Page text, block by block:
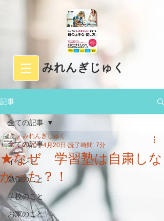
みれんぎじゅく
記事
全ての記事
イベント
勉強のこと
学校のこと
お家のこと
全ての記事
★なぜ 学習塾は自粛しな
かった？！
みれんぎじゅく
2020年4月20日 読了時間: 7分